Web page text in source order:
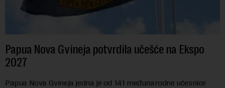
Papua Nova Gvineja potvrdila učešće na Ekspo
2027
Papua Nova Gvineja jedna je od 141 međunarodne učesnice